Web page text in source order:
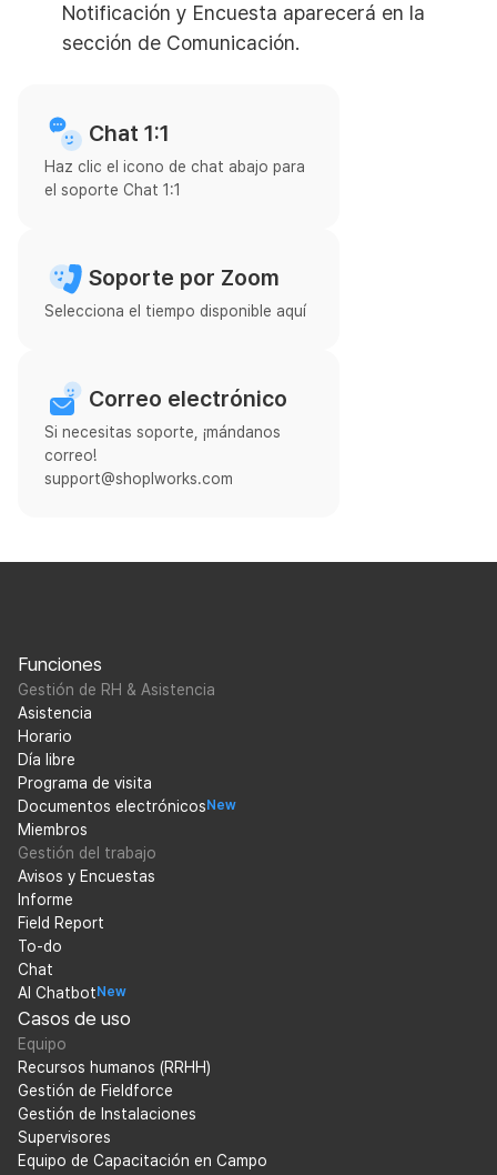
Notificación y Encuesta aparecerá en la
sección de Comunicación.
Chat 1:1
Haz clic el icono de chat abajo para
el soporte Chat 1:1
Soporte por Zoom
Selecciona el tiempo disponible aquí
Correo electrónico
Si necesitas soporte, ¡mándanos
correo!
support@shoplworks.com
Funciones
Gestión de RH & Asistencia
Asistencia
Horario
Día libre
Programa de visita
Documentos electrónicos New
Miembros
Gestión del trabajo
Avisos y Encuestas
Informe
Field Report
To-do
Chat
AI Chatbot New
Casos de uso
Equipo
Recursos humanos (RRHH)
Gestión de Fieldforce
Gestión de Instalaciones
Supervisores
Equipo de Capacitación en Campo